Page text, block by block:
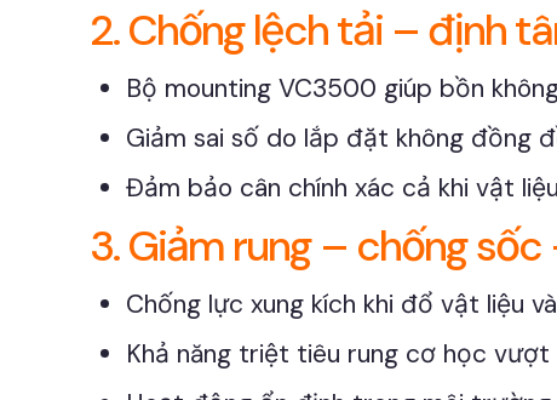
2. Chống lệch tải – định
Bộ mounting VC3500 giúp bồn
Giảm sai số do lắp đặt không đồng
Đảm bảo cân chính xác cả khi vật
3. Giảm rung – chống
Chống lực xung kích khi đổ vật liệu
Khả năng triệt tiêu rung cơ học vượt